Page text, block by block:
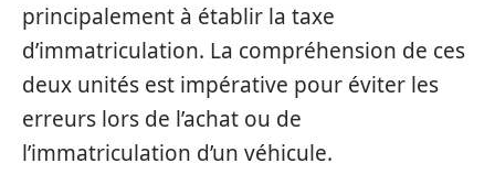
principalement à établir la taxe
d’immatriculation. La compréhension de ces
deux unités est impérative pour éviter les
erreurs lors de l’achat ou de
l’immatriculation d’un véhicule.